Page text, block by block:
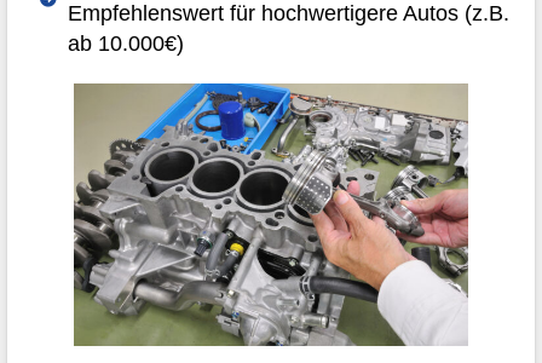
Empfehlenswert für hochwertigere Autos (z.B.
ab 10.000€)